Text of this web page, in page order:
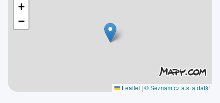
+
−
Leaflet | © Seznam.cz a.s. a další